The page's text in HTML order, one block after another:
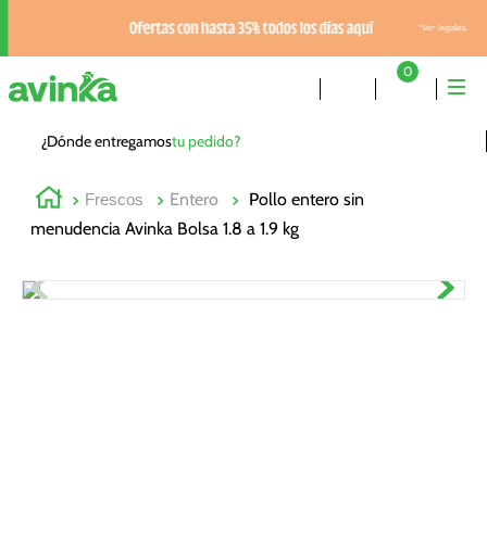
0
¿Dónde entregamostu pedido?
Frescos Entero
Pollo entero sin
menudencia Avinka Bolsa 1.8 a 1.9 kg